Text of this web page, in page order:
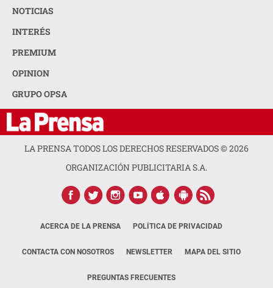
NOTICIAS
INTERÉS
PREMIUM
OPINION
GRUPO OPSA
LA PRENSA TODOS LOS DERECHOS RESERVADOS ©2026
ORGANIZACIÓN PUBLICITARIA S.A.
ACERCA DE LA PRENSA POLÍTICA DE PRIVACIDAD
CONTACTA CON NOSOTROS NEWSLETTER MAPA DEL SITIO
PREGUNTAS FRECUENTES